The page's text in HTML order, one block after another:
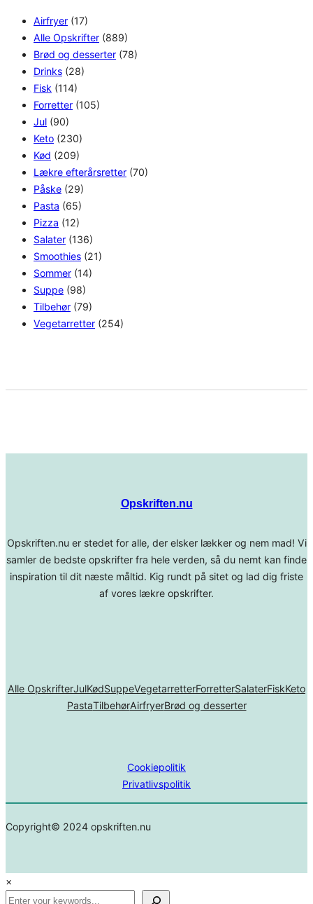
Airfryer (17)
Alle Opskrifter (889)
Brød og desserter (78)
Drinks (28)
Fisk (114)
Forretter (105)
Jul (90)
Keto (230)
Kød (209)
Lækre efterårsretter (70)
Påske (29)
Pasta (65)
Pizza (12)
Salater (136)
Smoothies (21)
Sommer (14)
Suppe (98)
Tilbehør (79)
Vegetarretter (254)
Opskriften.nu
Opskriften.nu er stedet for alle, der elsker lækker og nem mad! Vi
samler de bedste opskrifter fra hele verden, så du nemt kan finde
inspiration til dit næste måltid. Kig rundt på sitet og lad dig friste
af vores lækre opskrifter.
Alle OpskrifterJulKødSuppeVegetarretterForretterSalaterFiskKeto
PastaTilbehørAirfryerBrød og desserter
Cookiepolitik
Privatlivspolitik
Copyright© 2024 opskriften.nu
×
Search